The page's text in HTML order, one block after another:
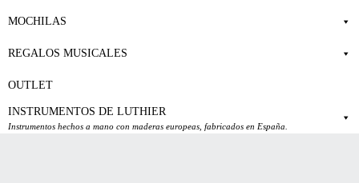
MOCHILAS
REGALOS MUSICALES
OUTLET
INSTRUMENTOS DE LUTHIER
Instrumentos hechos a mano con maderas europeas, fabricados en España.